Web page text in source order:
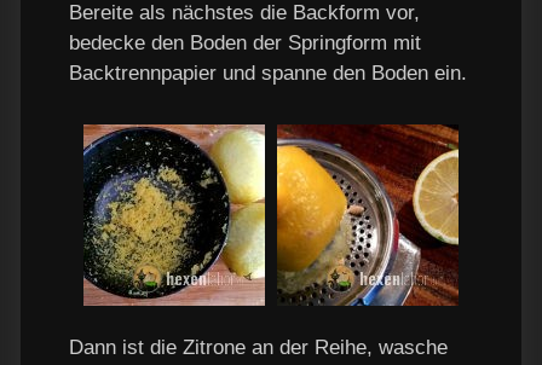
Bereite als nächstes die Backform vor,
bedecke den Boden der Springform mit
Backtrennpapier und spanne den Boden ein.
Dann ist die Zitrone an der Reihe, wasche